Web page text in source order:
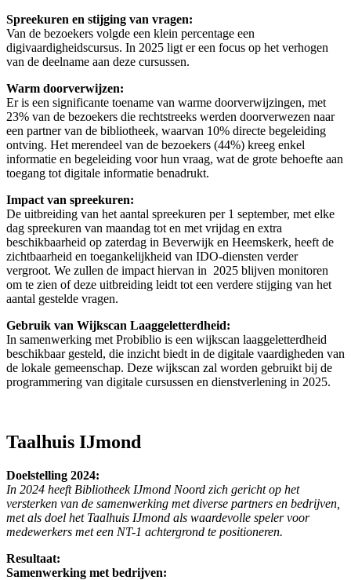
Spreekuren en stijging van vragen:
Van de bezoekers volgde een klein percentage een
digivaardigheidscursus. In 2025 ligt er een focus op het verhogen
van de deelname aan deze cursussen.
Warm doorverwijzen:
Er is een significante toename van warme doorverwijzingen, met
23% van de bezoekers die rechtstreeks werden doorverwezen naar
een partner van de bibliotheek, waarvan 10% directe begeleiding
ontving. Het merendeel van de bezoekers (44%) kreeg enkel
informatie en begeleiding voor hun vraag, wat de grote behoefte aan
toegang tot digitale informatie benadrukt.
Impact van spreekuren:
De uitbreiding van het aantal spreekuren per 1 september, met elke
dag spreekuren van maandag tot en met vrijdag en extra
beschikbaarheid op zaterdag in Beverwijk en Heemskerk, heeft de
zichtbaarheid en toegankelijkheid van IDO-diensten verder
vergroot. We zullen de impact hiervan in 2025 blijven monitoren
om te zien of deze uitbreiding leidt tot een verdere stijging van het
aantal gestelde vragen.
Gebruik van Wijkscan Laaggeletterdheid:
In samenwerking met Probiblio is een wijkscan laaggeletterdheid
beschikbaar gesteld, die inzicht biedt in de digitale vaardigheden van
de lokale gemeenschap. Deze wijkscan zal worden gebruikt bij de
programmering van digitale cursussen en dienstverlening in 2025.
Taalhuis IJmond
Doelstelling 2024:
In 2024 heeft Bibliotheek IJmond Noord zich gericht op het
versterken van de samenwerking met diverse partners en bedrijven,
met als doel het Taalhuis IJmond als waardevolle speler voor
medewerkers met een NT-1 achtergrond te positioneren.
Resultaat:
Samenwerking met bedrijven: